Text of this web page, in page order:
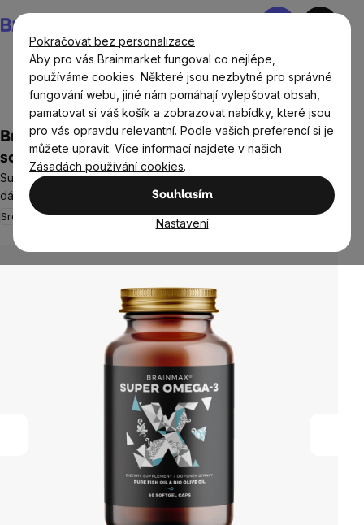
Pokračovat bez personalizace
Aby pro vás Brainmarket fungoval co nejlépe,
používáme cookies. Některé jsou nezbytné pro správné
fungování webu, jiné nám pomáhají vylepšovat obsah,
pamatovat si váš košík a zobrazovat nabídky, které jsou
pro vás opravdu relevantní. Podle vašich preferencí si je
můžete upravit. Více informací najdete v našich
Zásadách používání cookies.
Souhlasím
Nastavení
na
obsah
Nákupní
Doplňky stravy a výživa Tuky Omega 3
BrainMax Super Omega-3, 1050 mg, 60
softgel kapslí
Super kvalitní rybí olej 700 DHA / 280 EPA, BIO olivový olej, 30
dávek, doplněk stravy
Srdce a cévyZrak
produktu
hvězdiček.
29 hodnocení